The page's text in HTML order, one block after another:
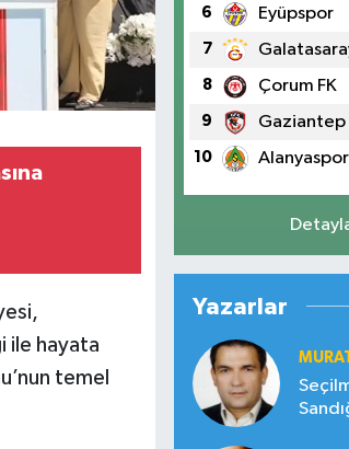
ile hayata
temel
6 Eyüpspor
7
8 Çorum FK
9 Gaziantep
10 Alanyaspor
Yazarlar